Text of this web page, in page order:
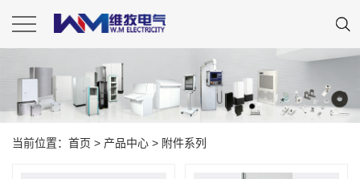
当前位置： 首页 > 产品中心 > 附件系列